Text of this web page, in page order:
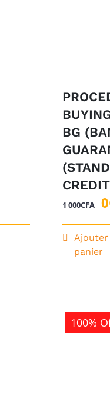
BG
1 000CFA 0
Ajouter
panier
100%